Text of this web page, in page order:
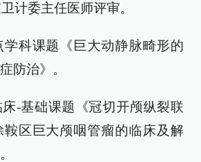
计委主任医师评审。
科课题《巨大动静脉畸形的
防治》。
-基础课题《冠切开颅纵裂联
区巨大颅咽管瘤的临床及解